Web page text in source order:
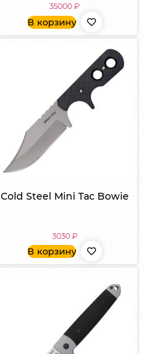
35000₽
В корзину
Cold Steel Mini Tac Bowie
3030 ₽
В корзину